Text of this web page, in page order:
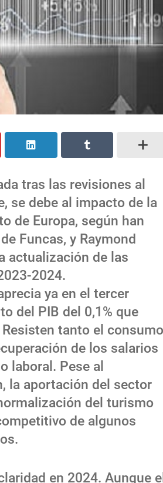
tras las revisiones al
se debe al impacto de la
de Europa, según han
Funcas, y Raymond
actualización de las
2024.
ya en el tercer
del PIB del 0,1% que
tanto el consumo
de los salarios
laboral. Pese al
la aportación del sector
del turismo
de algunos
en 2024. Aunque el